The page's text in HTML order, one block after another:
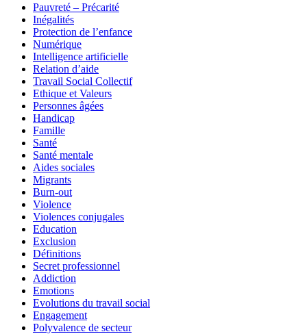
Pauvreté – Précarité
Inégalités
Protection de l’enfance
Numérique
Intelligence artificielle
Relation d’aide
Travail Social Collectif
Ethique et Valeurs
Personnes âgées
Handicap
Famille
Santé
Santé mentale
Aides sociales
Migrants
Burn-out
Violence
Violences conjugales
Education
Exclusion
Définitions
Secret professionnel
Addiction
Emotions
Evolutions du travail social
Engagement
Polyvalence de secteur